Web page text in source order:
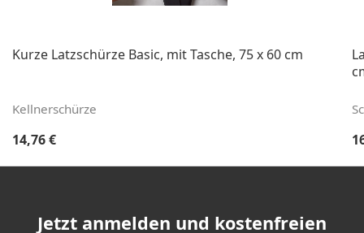
Kurze Latzschürze Basic, mit Tasche, 75 x 60 cm
Kellnerschürze
Regulärer Preis:
14,76 €
Jetzt anmelden und kostenfreien